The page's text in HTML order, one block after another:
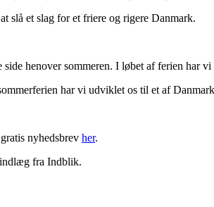
slå et slag for et friere og rigere Danmark.
henover sommeren. I løbet af ferien
har vi udviklet os til et af
nyhedsbrev her.
indlæg fra Indblik.